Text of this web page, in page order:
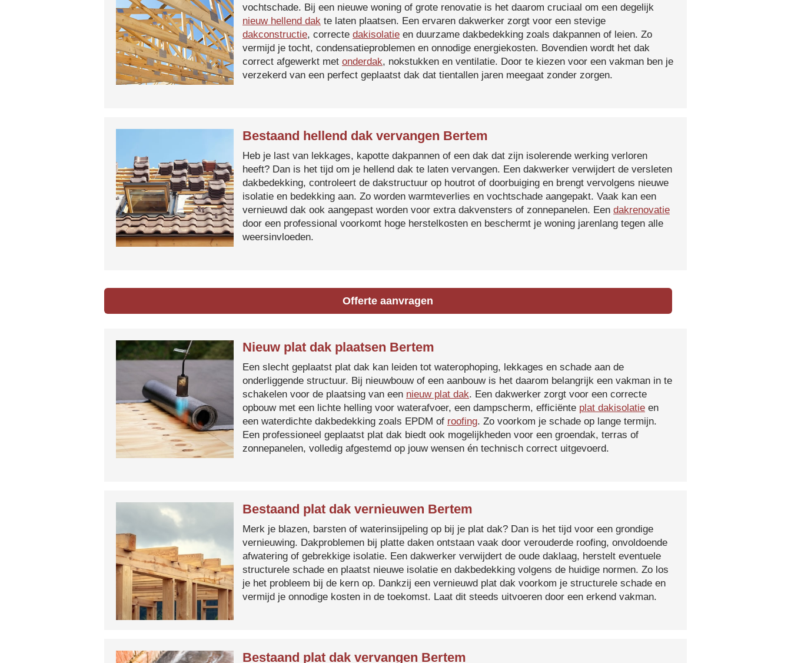
vochtschade. Bij een nieuwe woning of grote renovatie is het daarom cruciaal om een degelijk
nieuw hellend dak te laten plaatsen. Een ervaren dakwerker zorgt voor een stevige
dakconstructie, correcte dakisolatie en duurzame dakbedekking zoals dakpannen of leien. Zo
vermijd je tocht, condensatieproblemen en onnodige energiekosten. Bovendien wordt het dak
correct afgewerkt met onderdak, nokstukken en ventilatie. Door te kiezen voor een vakman ben je
verzekerd van een perfect geplaatst dak dat tientallen jaren meegaat zonder zorgen.
Bestaand hellend dak vervangen Bertem
Heb je last van lekkages, kapotte dakpannen of een dak dat zijn isolerende werking verloren
heeft? Dan is het tijd om je hellend dak te laten vervangen. Een dakwerker verwijdert de versleten
dakbedekking, controleert de dakstructuur op houtrot of doorbuiging en brengt vervolgens nieuwe
isolatie en bedekking aan. Zo worden warmteverlies en vochtschade aangepakt. Vaak kan een
vernieuwd dak ook aangepast worden voor extra dakvensters of zonnepanelen. Een dakrenovatie
door een professional voorkomt hoge herstelkosten en beschermt je woning jarenlang tegen alle
weersinvloeden.
Offerte aanvragen
Nieuw plat dak plaatsen Bertem
Een slecht geplaatst plat dak kan leiden tot waterophoping, lekkages en schade aan de
onderliggende structuur. Bij nieuwbouw of een aanbouw is het daarom belangrijk een vakman in te
schakelen voor de plaatsing van een nieuw plat dak. Een dakwerker zorgt voor een correcte
opbouw met een lichte helling voor waterafvoer, een dampscherm, efficiënte plat dakisolatie en
een waterdichte dakbedekking zoals EPDM of roofing. Zo voorkom je schade op lange termijn.
Een professioneel geplaatst plat dak biedt ook mogelijkheden voor een groendak, terras of
zonnepanelen, volledig afgestemd op jouw wensen én technisch correct uitgevoerd.
Bestaand plat dak vernieuwen Bertem
Merk je blazen, barsten of waterinsijpeling op bij je plat dak? Dan is het tijd voor een grondige
vernieuwing. Dakproblemen bij platte daken ontstaan vaak door verouderde roofing, onvoldoende
afwatering of gebrekkige isolatie. Een dakwerker verwijdert de oude daklaag, herstelt eventuele
structurele schade en plaatst nieuwe isolatie en dakbedekking volgens de huidige normen. Zo los
je het probleem bij de kern op. Dankzij een vernieuwd plat dak voorkom je structurele schade en
vermijd je onnodige kosten in de toekomst. Laat dit steeds uitvoeren door een erkend vakman.
Bestaand plat dak vervangen Bertem